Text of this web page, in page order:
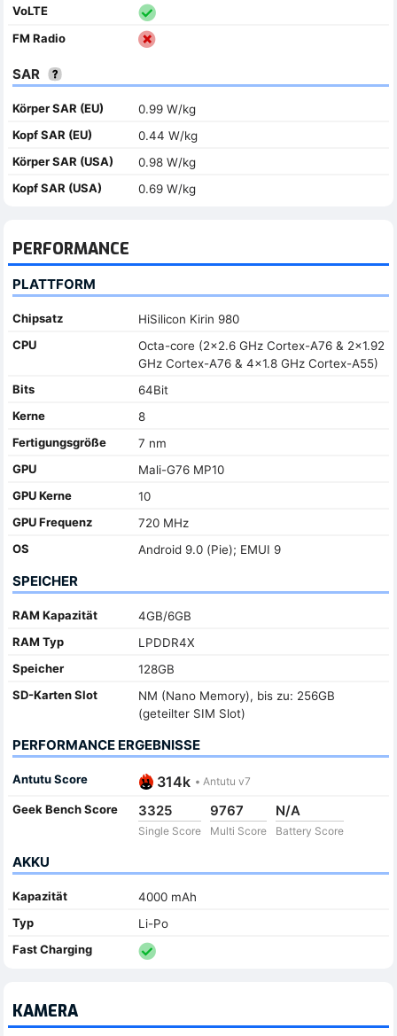
VoLTE
FM Radio
SAR
Körper SAR (EU)
0.99 W/kg
Kopf SAR (EU)
0.44 W/kg
Körper SAR (USA)
0.98 W/kg
Kopf SAR (USA)
0.69 W/kg
PERFORMANCE
PLATTFORM
Chipsatz
HiSilicon Kirin 980
CPU
Octa-core (2x2.6 GHz Cortex-A76 & 2x1.92
GHz Cortex-A76 & 4x1.8 GHz Cortex-A55)
Bits
64Bit
Kerne
8
Fertigungsgröße
7 nm
GPU
Mali-G76 MP10
GPU Kerne
10
GPU Frequenz
720 MHz
OS
Android 9.0 (Pie); EMUI 9
SPEICHER
RAM Kapazität
4GB/6GB
RAM Typ
LPDDR4X
Speicher
128GB
SD-Karten Slot
NM (Nano Memory), bis zu: 256GB
(geteilter SIM Slot)
PERFORMANCE ERGEBNISSE
Antutu Score 314k • Antutu v7
Geek Bench Score 3325
Single Score
9767
Multi Score
N/A
Battery Score
AKKU
Kapazität
4000 mAh
Typ
Li-Po
Fast Charging
KAMERA